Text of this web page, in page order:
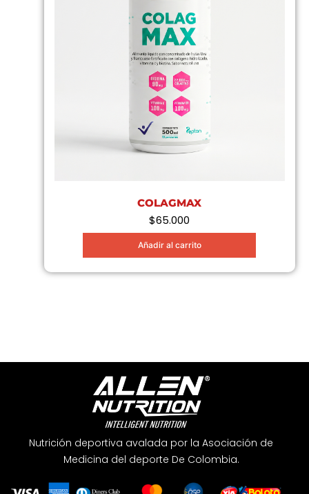
COLAGMAX
$65.000
Añadir al carrito
Nutrición deportiva avalada por la Asociación de
Medicina del deporte De Colombia.